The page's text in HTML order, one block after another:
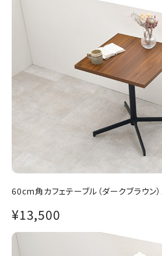
60cm角カフェテーブル（ダークブラウン
¥13,500